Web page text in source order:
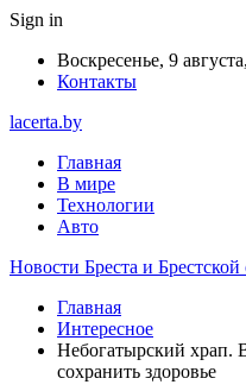
Sign in
Воскресенье, 9
Контакты
lacerta.by
Главная
В мире
Технологии
Авто
Новости Бреста и Брестской
Главная
Интересное
Небогатырский храп.
сохранить здоровье